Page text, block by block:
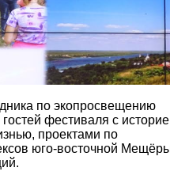
по экопросвещению
фестиваля с
проектами по
юго-восточной